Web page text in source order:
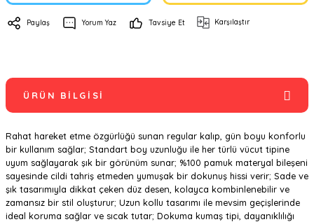
Paylaş Yorum Yaz Tavsiye Et Karşılaştır
ÜRÜN BILGISI
Rahat hareket etme özgürlüğü sunan regular kalıp, gün boyu konforlu
bir kullanım sağlar; Standart boy uzunluğu ile her türlü vücut tipine
uyum sağlayarak şık bir görünüm sunar; %100 pamuk materyal bileşeni
sayesinde cildi tahriş etmeden yumuşak bir dokunuş hissi verir; Sade ve
şık tasarımıyla dikkat çeken düz desen, kolayca kombinlenebilir ve
zamansız bir stil oluşturur; Uzun kollu tasarımı ile mevsim geçişlerinde
ideal koruma sağlar ve sıcak tutar; Dokuma kumaş tipi, dayanıklılığı